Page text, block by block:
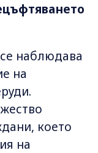
наблюдава
на
което
на